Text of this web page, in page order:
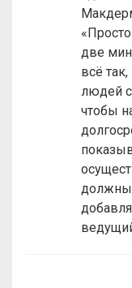
две
всё
людей
чтобы
должны